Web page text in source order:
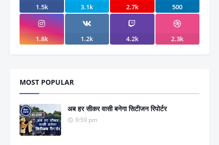
1.5k 3.1k 2.7k 500
1.8k 1.2k 4.2k 2.3k
MOST POPULAR
अब हर सीकर वासी बनेगा सिटीजन रिपोर्टर
9:59 pm